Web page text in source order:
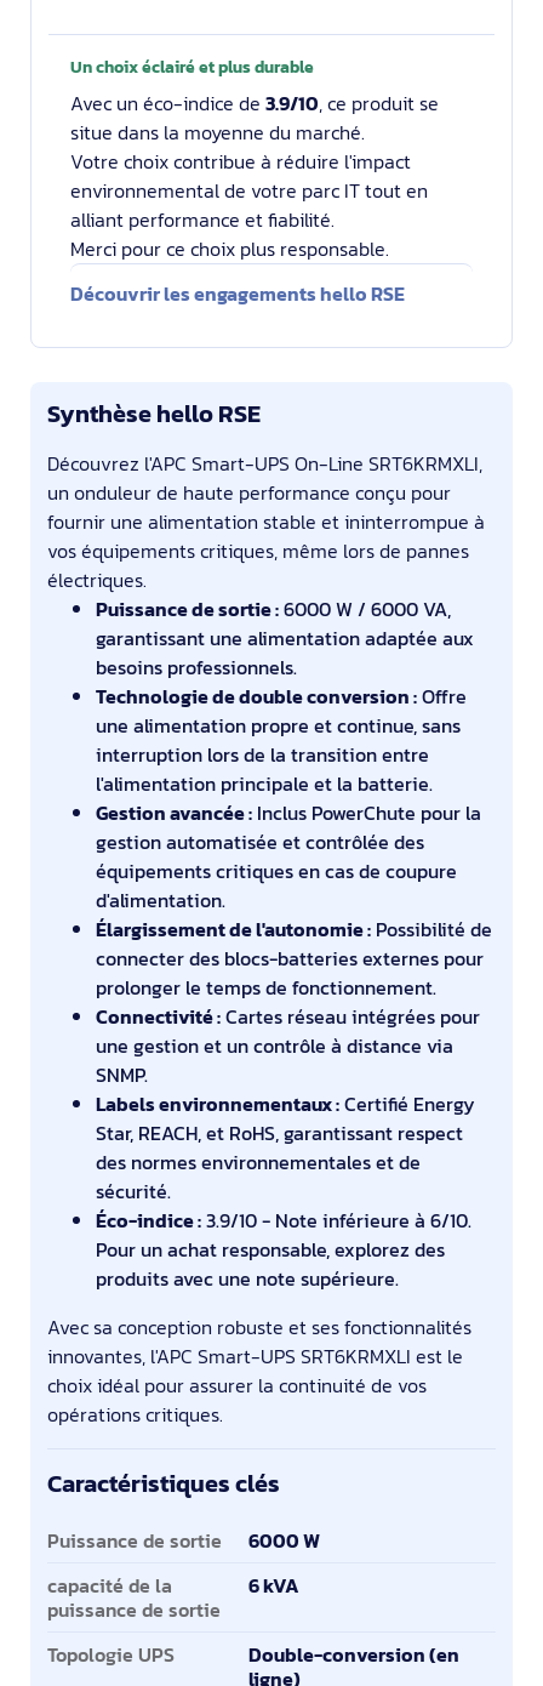
Un choix éclairé et plus durable
Avec un éco-indice de 3.9/10, ce produit se
situe dans la moyenne du marché.
Votre choix contribue à réduire l'impact
environnemental de votre parc IT tout en
alliant performance et fiabilité.
Merci pour ce choix plus responsable.
Découvrir les engagements hello RSE
Synthèse hello RSE
Découvrez l'APC Smart-UPS On-Line SRT6KRMXLI,
un onduleur de haute performance conçu pour
fournir une alimentation stable et ininterrompue à
vos équipements critiques, même lors de pannes
électriques.
Puissance de sortie :6000 W / 6000 VA,
garantissant une alimentation adaptée aux
besoins professionnels.
Technologie de double conversion :Offre
une alimentation propre et continue, sans
interruption lors de la transition entre
l'alimentation principale et la batterie.
Gestion avancée : Inclus PowerChute pour la
gestion automatisée et contrôlée des
équipements critiques en cas de coupure
d'alimentation.
Élargissement de l'autonomie : Possibilité de
connecter des blocs-batteries externes pour
prolonger le temps de fonctionnement.
Connectivité :Cartes réseau intégrées pour
une gestion et un contrôle à distance via
SNMP.
Labels environnementaux :Certifié Energy
Star, REACH, et RoHS, garantissant respect
des normes environnementales et de
sécurité.
Éco-indice :3.9/10 - Note inférieure à 6/10.
Pour un achat responsable, explorez des
produits avec une note supérieure.
Avec sa conception robuste et ses fonctionnalités
innovantes, l'APC Smart-UPS SRT6KRMXLI est le
choix idéal pour assurer la continuité de vos
opérations critiques.
Caractéristiques clés
Caractéristiques clés
Puissance de sortie
6000 W
capacité de la
puissance de sortie
6 kVA
Topologie UPS
Double-conversion (en
ligne)